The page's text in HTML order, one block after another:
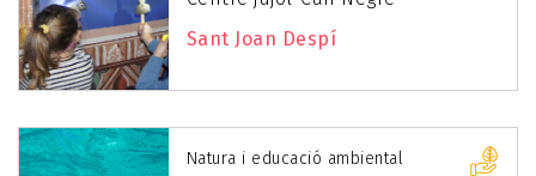
Sant Joan Despí
Natura i educació ambiental